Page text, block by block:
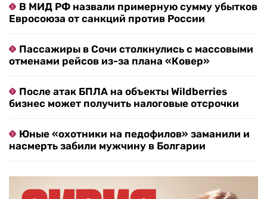
В МИД РФ назвали примерную сумму убытков
Евросоюза от санкций против России
Пассажиры в Сочи столкнулись с массовыми
отменами рейсов из-за плана «Ковер»
После атак БПЛА на объекты Wildberries
бизнес может получить налоговые отсрочки
Юные «охотники на педофилов» заманили и
насмерть забили мужчину в Болгарии